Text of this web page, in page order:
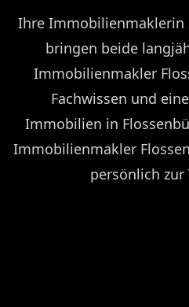
Ihre Immobilienmaklerin
bringen beide
Immobilienmakler
Fachwissen und
Immobilien in
Immobilienmakler
persönlich zur